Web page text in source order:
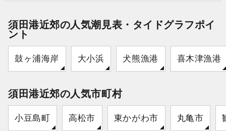
須田港近郊の人気潮見表・タイドグラフポイ
ント
鼓ヶ浦海岸 大小浜 犬熊漁港 喜木津漁港
須田港近郊の人気市町村
小豆島町 高松市 東かがわ市 丸亀市